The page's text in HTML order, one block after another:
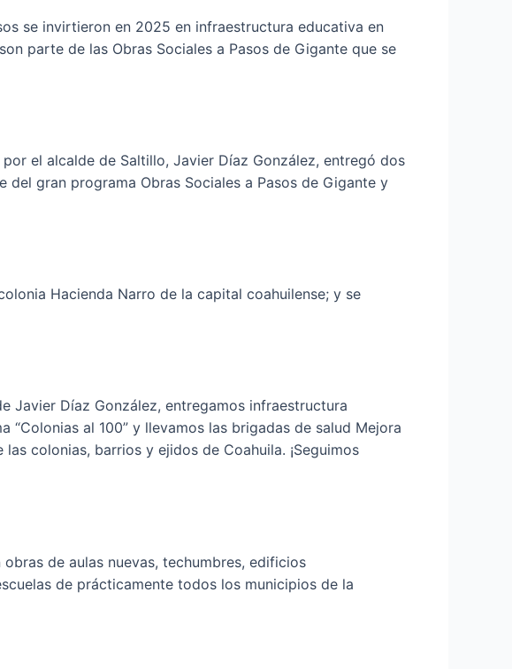
se invirtieron en 2025 en infraestructura educativa en
parte de las Obras Sociales a Pasos de Gigante que se
el alcalde de Saltillo, Javier Díaz González, entregó dos
del gran programa Obras Sociales a Pasos de Gigante y
Hacienda Narro de la capital coahuilense; y se
Javier Díaz González, entregamos infraestructura
“Colonias al 100” y llevamos las brigadas de salud Mejora
colonias, barrios y ejidos de Coahuila. ¡Seguimos
de aulas nuevas, techumbres, edificios
de prácticamente todos los municipios de la